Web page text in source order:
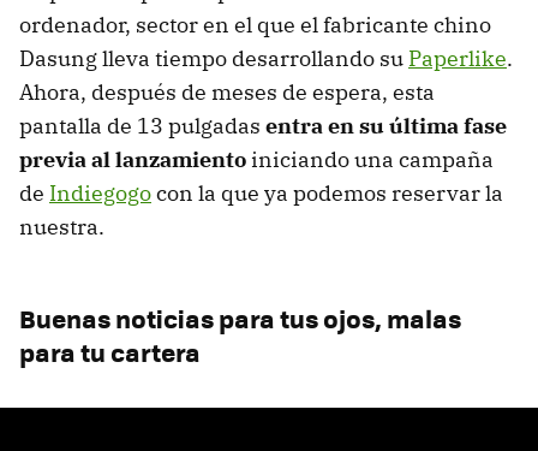
ordenador, sector en el que el fabricante chino
Dasung lleva tiempo desarrollando su Paperlike.
Ahora, después de meses de espera, esta
pantalla de 13 pulgadas entra en su última fase
previa al lanzamiento iniciando una campaña
de Indiegogocon la que ya podemos reservar la
nuestra.
Buenas noticias para tus ojos, malas
para tu cartera